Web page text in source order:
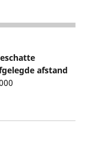
afstand